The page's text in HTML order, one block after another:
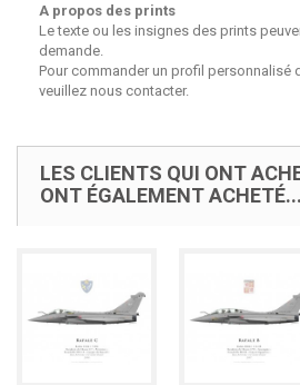
A propos des prints
Le texte ou les insignes des prints
demande.
Pour commander un profil personnalisé
veuillez nous contacter.
LES CLIENTS QUI ONT
ONT ÉGALEMENT ACHETÉ...